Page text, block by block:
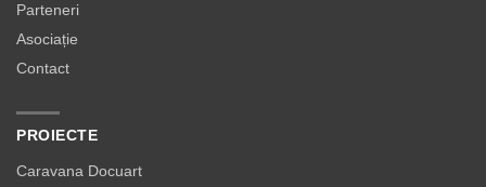
Parteneri
Asociație
Contact
PROIECTE
Caravana Docuart